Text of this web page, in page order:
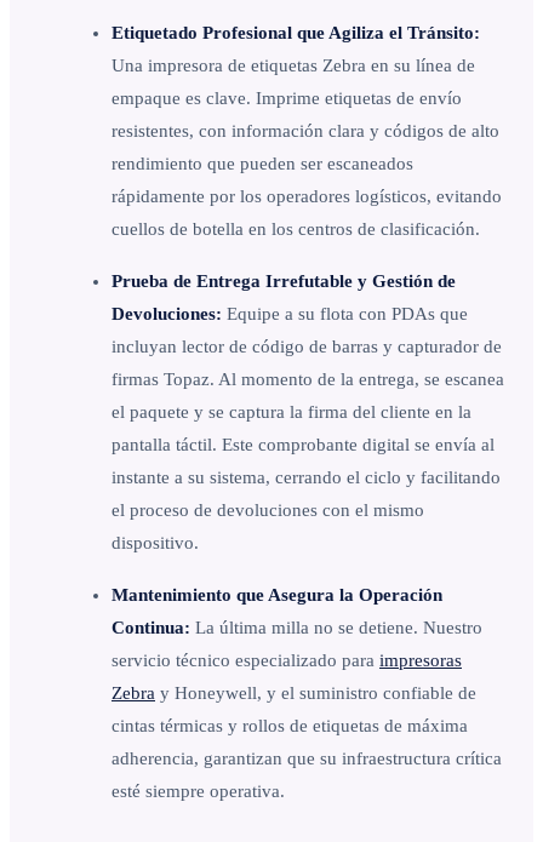
Etiquetado Profesional que Agiliza el Tránsito:
Una impresora de etiquetas Zebra en su línea de
empaque es clave. Imprime etiquetas de envío
resistentes, con información clara y códigos de alto
rendimiento que pueden ser escaneados
rápidamente por los operadores logísticos, evitando
cuellos de botella en los centros de clasificación.
Prueba de Entrega Irrefutable y Gestión de
Devoluciones: Equipe a su flota con PDAs que
incluyan lector de código de barras y capturador de
firmas Topaz. Al momento de la entrega, se escanea
el paquete y se captura la firma del cliente en la
pantalla táctil. Este comprobante digital se envía al
instante a su sistema, cerrando el ciclo y facilitando
el proceso de devoluciones con el mismo
dispositivo.
Mantenimiento que Asegura la Operación
Continua: La última milla no se detiene. Nuestro
servicio técnico especializado para impresoras
Zebra y Honeywell, y el suministro confiable de
cintas térmicas y rollos de etiquetas de máxima
adherencia, garantizan que su infraestructura crítica
esté siempre operativa.